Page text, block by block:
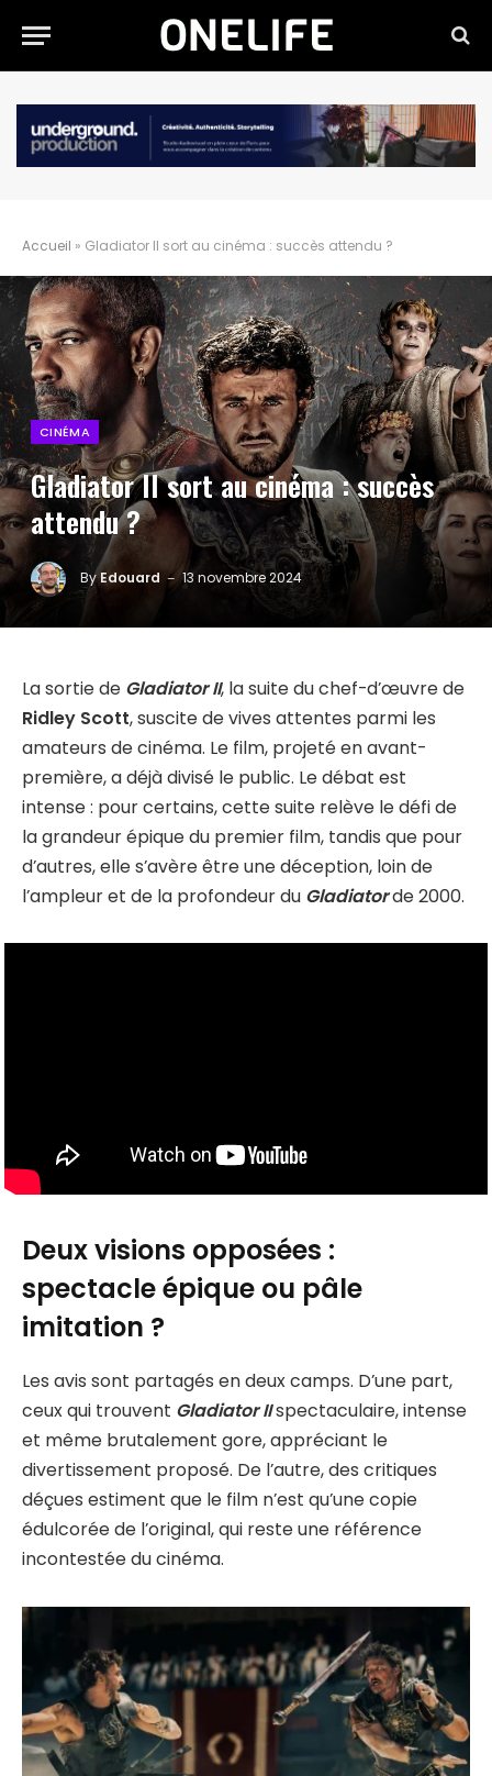
Accueil » Gladiator II sort au cinéma : succès attendu ?
CINÉMA
Gladiator II sort au cinéma : succès
attendu ?
ByEdouard 13 novembre 2024
La sortie de Gladiator II, la suite du chef-d’œuvre de
Ridley Scott, suscite de vives attentes parmi les
amateurs de cinéma. Le film, projeté en avant-
première, a déjà divisé le public. Le débat est
intense : pour certains, cette suite relève le défi de
la grandeur épique du premier film, tandis que pour
d’autres, elle s’avère être une déception, loin de
l’ampleur et de la profondeur du Gladiatorde 2000.
Deux visions opposées :
spectacle épique ou pâle
imitation ?
Les avis sont partagés en deux camps. D’une part,
ceux qui trouvent Gladiator IIspectaculaire, intense
et même brutalement gore, appréciant le
divertissement proposé. De l’autre, des critiques
déçues estiment que le film n’est qu’une copie
édulcorée de l’original, qui reste une référence
incontestée du cinéma.